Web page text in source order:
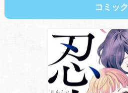
コミック